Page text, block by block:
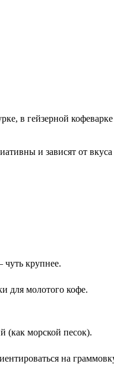
в гейзерной
и зависят от
крупнее.
для молотого кофе.
морской песок).
на